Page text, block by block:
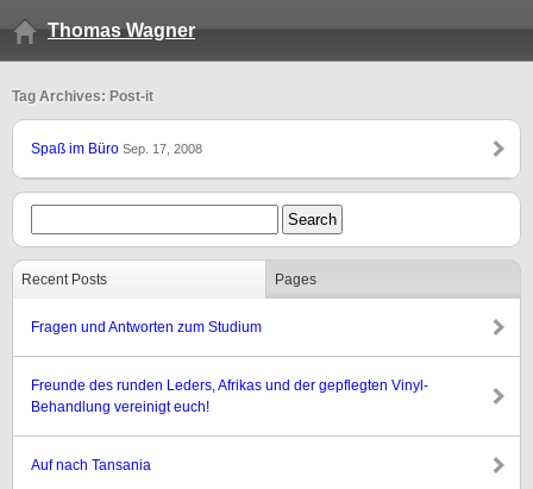
Thomas Wagner
Tag Archives: Post-it
Spaß im Büro Sep. 17, 2008
Recent Posts Pages
Fragen und Antworten zum Studium
Freunde des runden Leders, Afrikas und der gepflegten Vinyl-
Behandlung vereinigt euch!
Auf nach Tansania